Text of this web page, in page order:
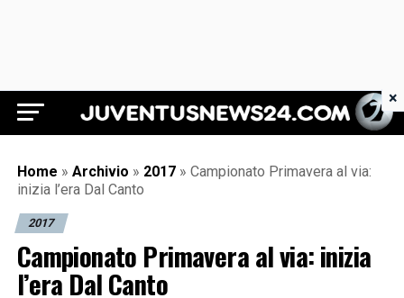
Juventus News 24
Home » Archivio » 2017 » Campionato Primavera al via:
inizia l’era Dal Canto
2017
Campionato Primavera al via: inizia
l’era Dal Canto
×